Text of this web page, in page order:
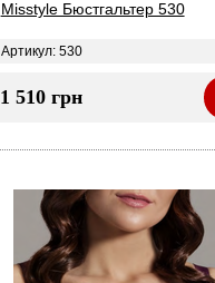
Misstyle Бюстгальтер 530
Артикул: 530
1 510 грн